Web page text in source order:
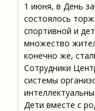
1 июня, в День
состоялось
спортивной и
множество
конечно же,
Сотрудники
системы
Дети вместе с